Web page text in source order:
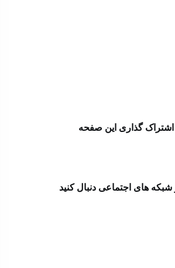
اشتراک گذاری این صفحه
شبکه های اجتماعی دنبال کنید